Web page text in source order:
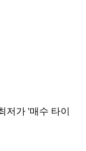
저가 '매수 타이